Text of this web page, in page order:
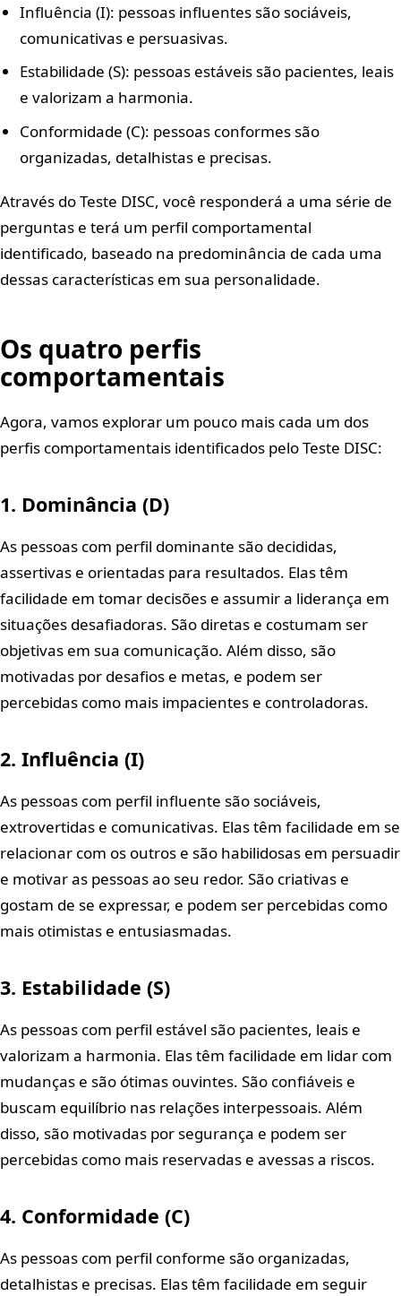
Influência (I): pessoas influentes são sociáveis,
comunicativas e persuasivas.
Estabilidade (S): pessoas estáveis são pacientes, leais
e valorizam a harmonia.
Conformidade (C): pessoas conformes são
organizadas, detalhistas e precisas.
Através do Teste DISC, você responderá a uma série de
perguntas e terá um perfil comportamental
identificado, baseado na predominância de cada uma
dessas características em sua personalidade.
Os quatro perfis
comportamentais
Agora, vamos explorar um pouco mais cada um dos
perfis comportamentais identificados pelo Teste DISC:
1. Dominância (D)
As pessoas com perfil dominante são decididas,
assertivas e orientadas para resultados. Elas têm
facilidade em tomar decisões e assumir a liderança em
situações desafiadoras. São diretas e costumam ser
objetivas em sua comunicação. Além disso, são
motivadas por desafios e metas, e podem ser
percebidas como mais impacientes e controladoras.
2. Influência (I)
As pessoas com perfil influente são sociáveis,
extrovertidas e comunicativas. Elas têm facilidade em se
relacionar com os outros e são habilidosas em persuadir
e motivar as pessoas ao seu redor. São criativas e
gostam de se expressar, e podem ser percebidas como
mais otimistas e entusiasmadas.
3. Estabilidade (S)
As pessoas com perfil estável são pacientes, leais e
valorizam a harmonia. Elas têm facilidade em lidar com
mudanças e são ótimas ouvintes. São confiáveis e
buscam equilíbrio nas relações interpessoais. Além
disso, são motivadas por segurança e podem ser
percebidas como mais reservadas e avessas a riscos.
4. Conformidade (C)
As pessoas com perfil conforme são organizadas,
detalhistas e precisas. Elas têm facilidade em seguir